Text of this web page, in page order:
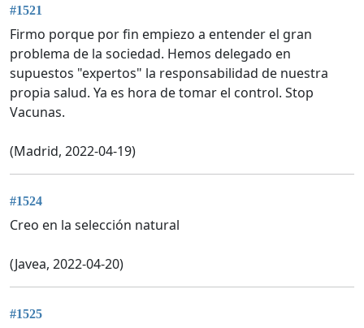
#1521
Firmo porque por fin empiezo a entender el gran
problema de la sociedad. Hemos delegado en
supuestos "expertos" la responsabilidad de nuestra
propia salud. Ya es hora de tomar el control. Stop
Vacunas.
(Madrid, 2022-04-19)
#1524
Creo en la selección natural
(Javea, 2022-04-20)
#1525